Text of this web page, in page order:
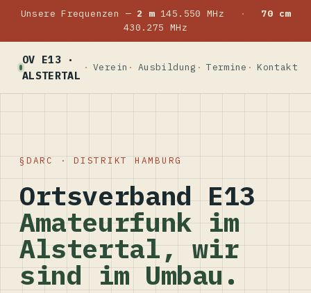
Unsere Frequenzen — 2 m145.550 MHz ·
70 cm
430.275 MHz
OV E13 ·
ALSTERTAL
Verein Ausbildung Termine Kontakt
DARC · DISTRIKT HAMBURG
Ortsverband E13
Amateurfunk im
Alstertal, wir
sind im Umbau.